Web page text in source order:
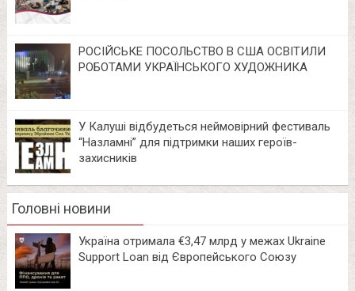
РОСІЙСЬКЕ ПОСОЛЬСТВО В США ОСВІТИЛИ
РОБОТАМИ УКРАЇНСЬКОГО ХУДОЖНИКА
У Калуші відбудеться неймовірний фестиваль
“Назламні” для підтримки наших героїв-
захисників
Головні новини
Україна отримала €3,47 млрд у межах Ukraine
Support Loan від Європейського Союзу